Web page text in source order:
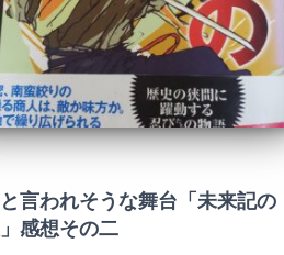
言われそうな舞台「未来記の
感想その二